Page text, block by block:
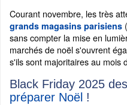
Courant novembre, les très
grands magasins parisiens
sans compter la mise en
marchés de noël s'ouvrent
s'ils sont majoritaires au mois
Black Friday 2025
préparer Noël !